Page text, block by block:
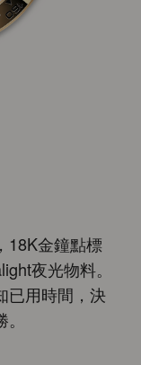
18K金鐘點標
夜光物料。
已用時間，決